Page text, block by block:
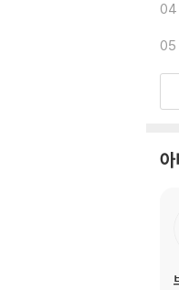
04
05